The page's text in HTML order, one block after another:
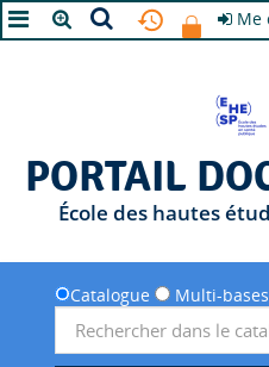
Me
PORTAIL
École des hautes
Catalogue Multi-bases